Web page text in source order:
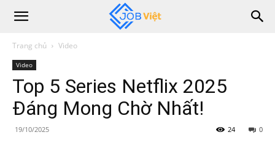
Trang chủ Video
Video
Top 5 Series Netflix 2025
Đáng Mong Chờ Nhất!
19/10/2025 0
24